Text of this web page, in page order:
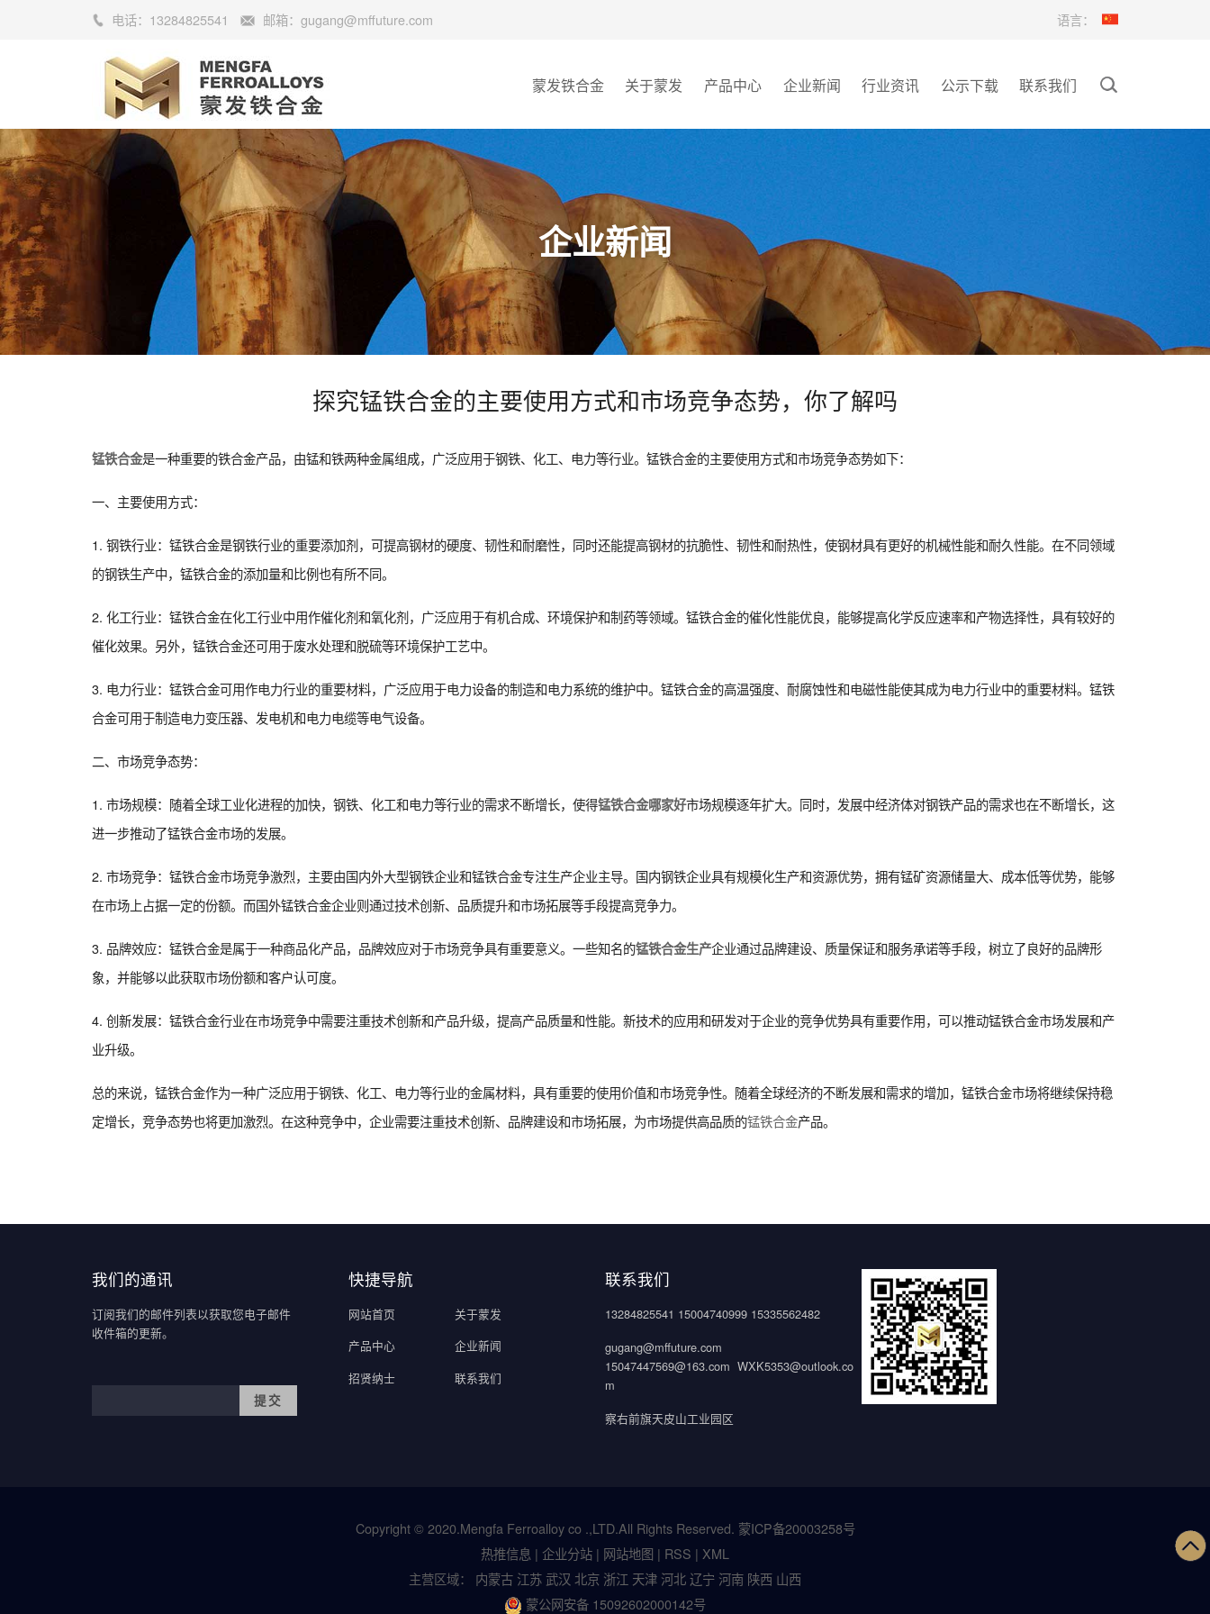
电话： 13284825541 邮箱：gugang@mffuture.com 语言：
蒙发铁合金 关于蒙发 产品中心 企业新闻 行业资讯 公示下载 联系我们
企业新闻
探究锰铁合金的主要使用方式和市场竞争态势，你了解吗
锰铁合金是一种重要的铁合金产品，由锰和铁两种金属组成，广泛应用于钢铁、化工、电力等行业。锰铁合金的主要使用方式和市场竞争态势如下：
一、主要使用方式：
1. 钢铁行业：锰铁合金是钢铁行业的重要添加剂，可提高钢材的硬度、韧性和耐磨性，同时还能提高钢材的抗脆性、韧性和耐热性，使钢材具有更好的机械性能和耐久性能。在不同领域
的钢铁生产中，锰铁合金的添加量和比例也有所不同。
2. 化工行业：锰铁合金在化工行业中用作催化剂和氧化剂，广泛应用于有机合成、环境保护和制药等领域。锰铁合金的催化性能优良，能够提高化学反应速率和产物选择性，具有较好的
催化效果。另外，锰铁合金还可用于废水处理和脱硫等环境保护工艺中。
3. 电力行业：锰铁合金可用作电力行业的重要材料，广泛应用于电力设备的制造和电力系统的维护中。锰铁合金的高温强度、耐腐蚀性和电磁性能使其成为电力行业中的重要材料。锰铁
合金可用于制造电力变压器、发电机和电力电缆等电气设备。
二、市场竞争态势：
1. 市场规模：随着全球工业化进程的加快，钢铁、化工和电力等行业的需求不断增长，使得锰铁合金哪家好市场规模逐年扩大。同时，发展中经济体对钢铁产品的需求也在不断增长，这
进一步推动了锰铁合金市场的发展。
2. 市场竞争：锰铁合金市场竞争激烈，主要由国内外大型钢铁企业和锰铁合金专注生产企业主导。国内钢铁企业具有规模化生产和资源优势，拥有锰矿资源储量大、成本低等优势，能够
在市场上占据一定的份额。而国外锰铁合金企业则通过技术创新、品质提升和市场拓展等手段提高竞争力。
3. 品牌效应：锰铁合金是属于一种商品化产品，品牌效应对于市场竞争具有重要意义。一些知名的锰铁合金生产企业通过品牌建设、质量保证和服务承诺等手段，树立了良好的品牌形
象，并能够以此获取市场份额和客户认可度。
4. 创新发展：锰铁合金行业在市场竞争中需要注重技术创新和产品升级，提高产品质量和性能。新技术的应用和研发对于企业的竞争优势具有重要作用，可以推动锰铁合金市场发展和产
业升级。
总的来说，锰铁合金作为一种广泛应用于钢铁、化工、电力等行业的金属材料，具有重要的使用价值和市场竞争性。随着全球经济的不断发展和需求的增加，锰铁合金市场将继续保持稳
定增长，竞争态势也将更加激烈。在这种竞争中，企业需要注重技术创新、品牌建设和市场拓展，为市场提供高品质的锰铁合金产品。
我们的通讯
订阅我们的邮件列表以获取您电子邮件
收件箱的更新。
快捷导航
网站首页
关于蒙发
产品中心
企业新闻
招贤纳士
联系我们
联系我们
13284825541 15004740999 15335562482
gugang@mffuture.com
15047447569@163.com WXK5353@outlook.co
m
察右前旗天皮山工业园区
Copyright © 2020.Mengfa Ferroalloy co .,LTD.All Rights Reserved. 蒙ICP备20003258号
热推信息 | 企业分站 | 网站地图 | RSS | XML
主营区域： 内蒙古 江苏 武汉 北京 浙江 天津 河北辽宁 河南 陕西 山西
蒙公网安备 15092602000142号